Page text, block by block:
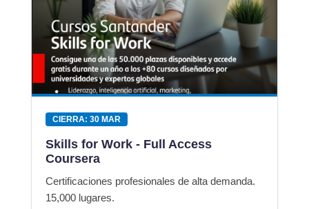
CIERRA: 30 MAR
Skills for Work - Full Access
Coursera
Certificaciones profesionales de alta demanda.
15,000 lugares.